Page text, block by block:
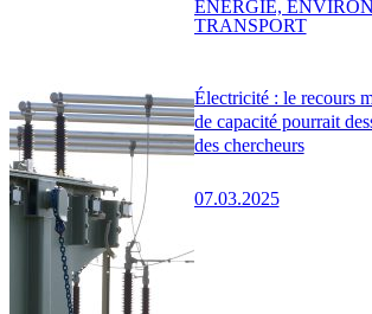
Électricité : le recours
de capacité pourrait
des chercheurs
07.03.2025
ENERGIE,
TRANSPORT